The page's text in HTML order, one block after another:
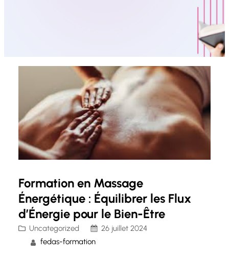
Formation en Massage
Énergétique : Équilibrer les Flux
d’Énergie pour le Bien-Être
Uncategorized
26 juillet 2024
fedas-formation